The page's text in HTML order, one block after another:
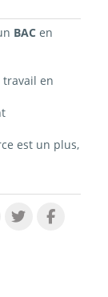
BACen
travail en
est un plus,